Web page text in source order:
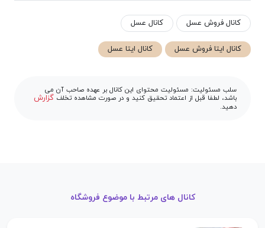
کانال فروش عسل کانال عسل
کانال ایتا فروش عسل کانال ایتا عسل
سلب مسئولیت: مسئولیت محتوای این کانال بر عهده صاحب آن می
باشد، لطفا قبل از اعتماد تحقیق کنید و در صورت مشاهده تخلف گزارش
دهید.
کانال های مرتبط با موضوع فروشگاه